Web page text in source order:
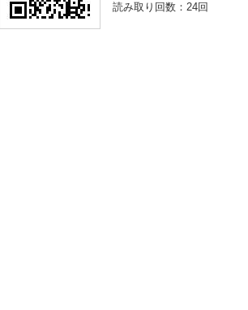
読み取り回数： 24回